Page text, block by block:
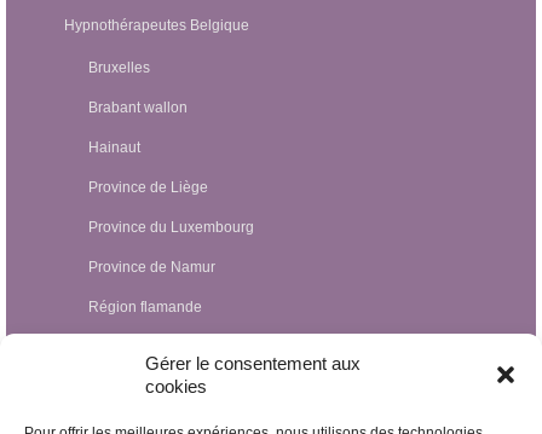
Gérer le consentement aux
cookies
Hypnothérapeutes Belgique
Bruxelles
Brabant wallon
Hainaut
Province de Liège
Province du Luxembourg
Province de Namur
Région flamande
Hypnothérapeutes Luxembourg
Hypnothérapeutes France